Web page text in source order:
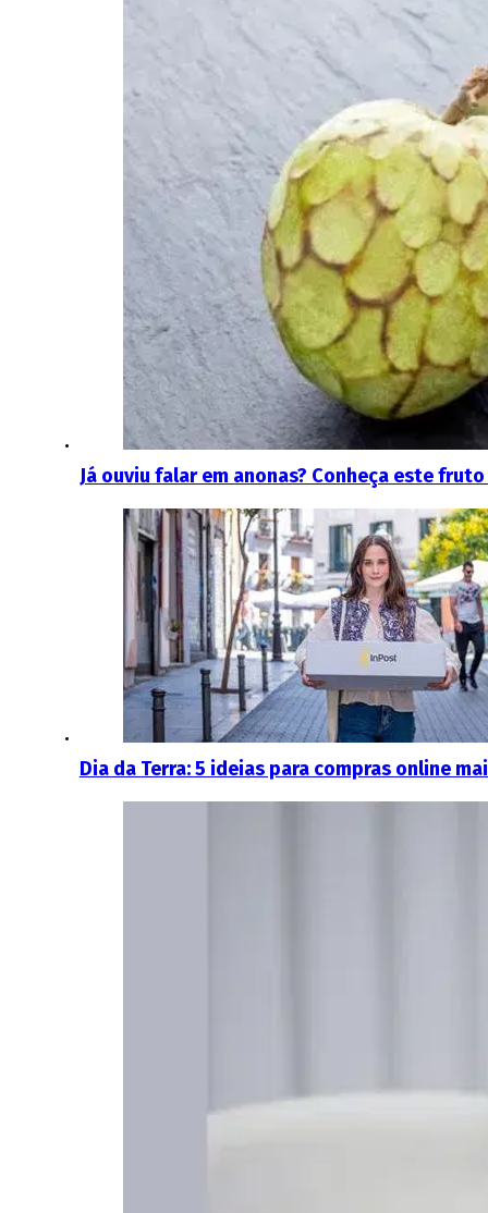
Já ouviu falar em anonas? Conheça este
Dia da Terra: 5 ideias para compras online